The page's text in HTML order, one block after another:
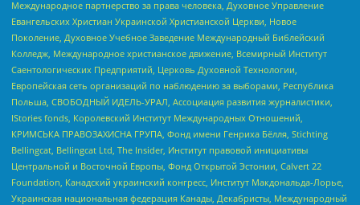
Международное партнерство за права человека, Духовное Управление
Евангельских Христиан Украинской Христианской Церкви, Новое
Поколение, Духовное Учебное Заведение Международный Библейский
Колледж, Международное христианское движение, Всемирный Институт
Саентологических Предприятий, Церковь Духовной Технологии,
Европейская сеть организаций по наблюдению за выборами, Республика
Польша, СВОБОДНЫЙ ИДЕЛЬ-УРАЛ, Ассоциация развития журналистики,
IStories fonds, Королевский Институт Международных Отношений,
КРИМСЬКА ПРАВОЗАХИСНА ГРУПА, Фонд имени Генриха Бёлля, Stichting
Bellingcat, Bellingcat Ltd, The Insider, Институт правовой инициативы
Центральной и Восточной Европы, Фонд Открытой Эстонии, Calvert 22
Foundation, Канадский украинский конгресс, Институт Макдональда-Лорье,
Украинская национальная федерация Канады, Декабристы, Международный